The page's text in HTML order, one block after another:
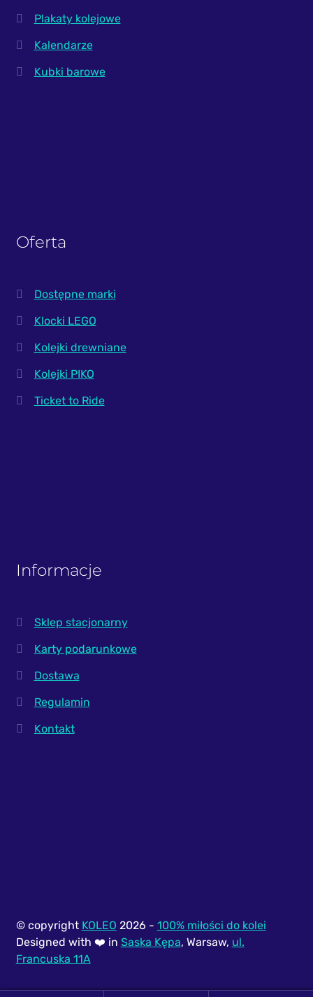
Plakaty kolejowe
Kalendarze
Kubki barowe
Oferta
Dostępne marki
Klocki LEGO
Kolejki drewniane
Kolejki PIKO
Ticket to Ride
Informacje
Sklep stacjonarny
Karty podarunkowe
Dostawa
Regulamin
Kontakt
© copyright KOLEO 2026 - 100% miłości do kolei
Designed with ❤️ in Saska Kępa, Warsaw, ul.
Francuska 11A